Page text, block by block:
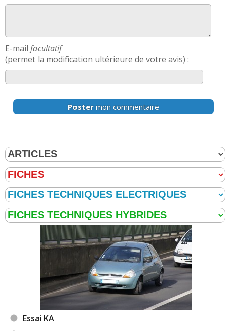
E-mail facultatif
(permet la modification ultérieure de votre avis) :
Poster mon commentaire
Essai KA